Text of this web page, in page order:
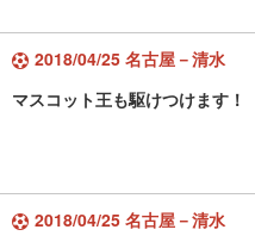
2018/04/25 名古屋－清水
マスコット王も駆けつけます！
2018/04/25 名古屋－清水